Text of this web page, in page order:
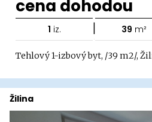
cena dohodou
1 iz. | 39 m²
Tehlový 1-izbový byt, /39 m2/,
Žilina